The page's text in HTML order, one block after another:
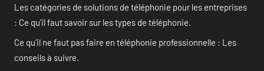
Les catégories de solutions de téléphonie pour les entreprises
: Ce qu’il faut savoir sur les types de téléphonie.
Ce qu’il ne faut pas faire en téléphonie professionnelle : Les
conseils à suivre.